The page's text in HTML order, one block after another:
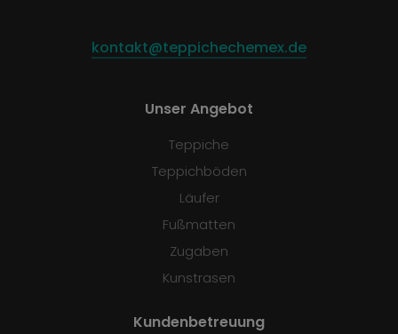
kontakt@teppichechemex.de
Unser Angebot
Teppiche
Teppichböden
Läufer
Fußmatten
Zugaben
Kunstrasen
Kundenbetreuung